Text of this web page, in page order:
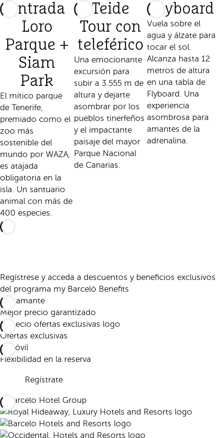
Entrada
Loro
Parque +
Siam
Park
El mítico parque
de Tenerife,
premiado como el
zoo más
sostenible del
mundo por WAZA,
es atajada
obligatoria en la
isla. Un santuario
animal con más de
400 especies.
Teide
Tour con
teleférico
Una emocionante
excursión para
subir a 3.555 m de
altura y dejarte
asombrar por los
pueblos tinerfeños
y el impactante
paisaje del mayor
Parque Nacional
de Canarias.
Flyboard
Vuela sobre el
agua y álzate para
tocar el sol.
Alcanza hasta 12
metros de altura
en una tabla de
Flyboard. Una
experiencia
asombrosa para
amantes de la
adrenalina.
Regístrese y acceda a descuentos y beneficios exclusivos
del programa my Barceló Benefits
Mejor precio garantizado
Ofertas exclusivas
Flexibilidad en la reserva
Regístrate